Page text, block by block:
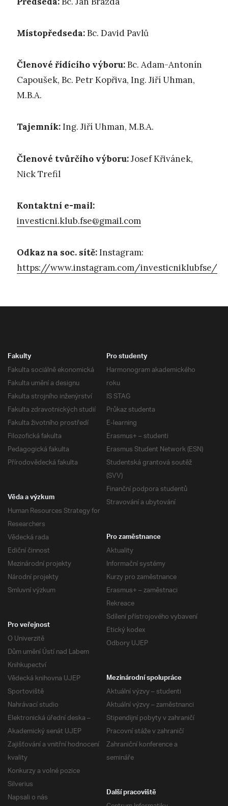
Místopředseda:Bc. David Pavlů
Členové řídícího výboru:Bc. Adam-Antonín
Capoušek, Bc. Petr Kopřiva, Ing. Jiří Uhman,
M.B.A.
Tajemník:Ing. Jiří Uhman, M.B.A.
Členové tvůrčího výboru:Josef Křivánek,
Nick Trefil
Kontaktní e-mail:
investicni.klub.fse@gmail.com
Odkaz na soc. sítě:Instagram:
https://www.instagram.com/investicniklubfse/
Fakulty
Fakulta sociálně ekonomická
Fakulta umění a designu
Fakulta strojního inženýrství
Fakulta zdravotnických studií
Fakulta životního prostředí
Filozofická fakulta
Pedagogická fakulta
Přírodovědecká fakulta
Pro studenty
Harmonogram akademického
roku
IS STAG
Průkaz studenta
E-learning
Erasmus+ – studenti
Erasmus Student Network (ESN)
Studentská grantová soutěž
(SVV)
Finanční podpora studentů
Stravování a ubytování
Věda a výzkum
Human Resources Strategy for
Researchers
Vědecká rada
Ediční činnost
Mezinárodní projekty
Národní projekty
Smluvní výzkum
Pro zaměstnance
Aktuality
Informační systémy
Kurzy pro zaměstnance
Erasmus+ – zaměstnaci
Rekreace
Sdílení přístrojového vybavení
Etický kodex
Odbory UJEP
Pro veřejnost
O Univerzitě
Dům umění Ústí nad Labem
Knihkupectví
Vědecká knihovna UJEP
Sportoviště
Nahrávací studio
Elektronická úřední deska –
Akademický senát UJEP
Zajišťování a vnitřní hodnocení
kvality
Konkurzy a volné pozice
Silverius
Napsali o nás
Mezinárodní spolupráce
Aktuální výzvy – studenti
Aktuální výzvy – zaměstnanci
Stipendijní pobyty v zahraničí
Pracovní stáže v zahraničí
Zahraniční konference a
semináře
Další pracoviště